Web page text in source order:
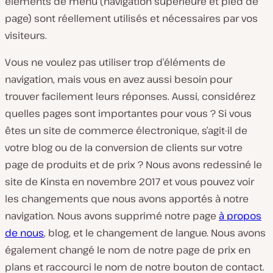
page) sont réellement utilisés et nécessaires par vos
visiteurs.
Vous ne voulez pas utiliser trop d’éléments de
navigation, mais vous en avez aussi besoin pour
trouver facilement leurs réponses. Aussi, considérez
quelles pages sont importantes pour vous ? Si vous
êtes un site de commerce électronique, s’agit-il de
votre blog ou de la conversion de clients sur votre
page de produits et de prix ? Nous avons redessiné le
site de Kinsta en novembre 2017 et vous pouvez voir
les changements que nous avons apportés à notre
navigation. Nous avons supprimé notre page à propos
de nous, blog, et le changement de langue. Nous avons
également changé le nom de notre page de prix en
plans et raccourci le nom de notre bouton de contact.